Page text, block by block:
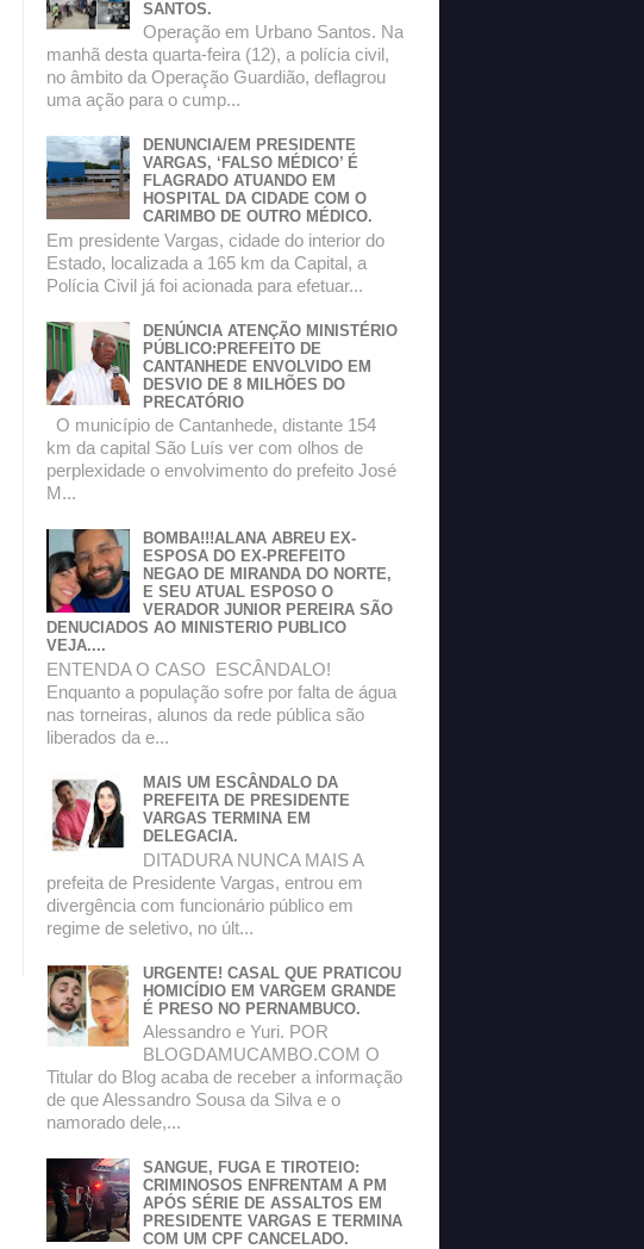
SANTOS.
Operação em Urbano Santos. Na
manhã desta quarta-feira (12), a polícia civil,
no âmbito da Operação Guardião, deflagrou
uma ação para o cump...
DENUNCIA/EM PRESIDENTE
VARGAS, ‘FALSO MÉDICO’ É
FLAGRADO ATUANDO EM
HOSPITAL DA CIDADE COM O
CARIMBO DE OUTRO MÉDICO.
Em presidente Vargas, cidade do interior do
Estado, localizada a 165 km da Capital, a
Polícia Civil já foi acionada para efetuar...
DENÚNCIA ATENÇÃO MINISTÉRIO
PÚBLICO:PREFEITO DE
CANTANHEDE ENVOLVIDO EM
DESVIO DE 8 MILHÕES DO
PRECATÓRIO
O município de Cantanhede, distante 154
km da capital São Luís ver com olhos de
perplexidade o envolvimento do prefeito José
M...
BOMBA!!!ALANA ABREU EX-
ESPOSA DO EX-PREFEITO
NEGAO DE MIRANDA DO NORTE,
E SEU ATUAL ESPOSO O
VERADOR JUNIOR PEREIRA SÃO
DENUCIADOS AO MINISTERIO PUBLICO
VEJA....
ENTENDA O CASO ESCÂNDALO!
Enquanto a população sofre por falta de água
nas torneiras, alunos da rede pública são
liberados da e...
MAIS UM ESCÂNDALO DA
PREFEITA DE PRESIDENTE
VARGAS TERMINA EM
DELEGACIA.
DITADURA NUNCA MAIS A
prefeita de Presidente Vargas, entrou em
divergência com funcionário público em
regime de seletivo, no últ...
URGENTE! CASAL QUE PRATICOU
HOMICÍDIO EM VARGEM GRANDE
É PRESO NO PERNAMBUCO.
Alessandro e Yuri. POR
BLOGDAMUCAMBO.COM O
Titular do Blog acaba de receber a informação
de que Alessandro Sousa da Silva e o
namorado dele,...
SANGUE, FUGA E TIROTEIO:
CRIMINOSOS ENFRENTAM A PM
APÓS SÉRIE DE ASSALTOS EM
PRESIDENTE VARGAS E TERMINA
COM UM CPF CANCELADO.